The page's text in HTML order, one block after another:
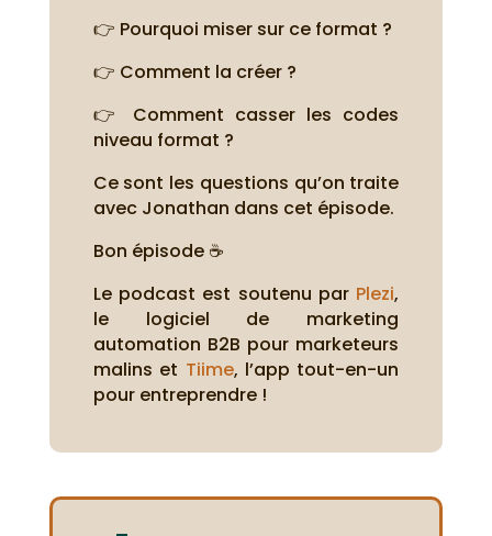
👉 Pourquoi miser sur ce format ?
👉 Comment la créer ?
👉 Comment casser les codes
niveau format ?
Ce sont les questions qu’on traite
avec Jonathan dans cet épisode.
Bon épisode ☕
Le podcast est soutenu par Plezi,
le logiciel de marketing
automation B2B pour marketeurs
malins et Tiime, l’app tout-en-un
pour entreprendre !